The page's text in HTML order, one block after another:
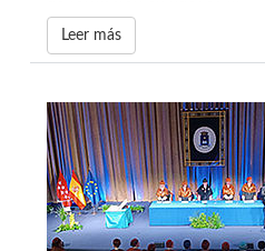
Leer más